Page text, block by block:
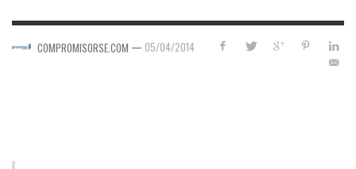
COMPROMISORSE.COM — 05/04/2014